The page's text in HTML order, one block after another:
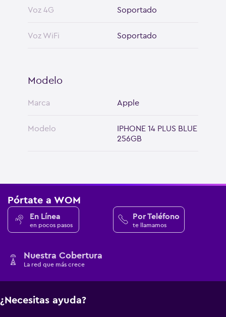
Voz 4G Soportado
Voz WiFi Soportado
Modelo
Marca Apple
Modelo
IPHONE 14 PLUS BLUE
256GB
Pórtate a WOM
En Línea
en pocos pasos
Por Teléfono
te llamamos
Nuestra Cobertura
La red que más crece
¿Necesitas ayuda?